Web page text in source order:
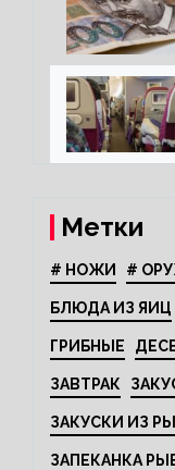
Метки
# НОЖИ #
БЛЮДА ИЗ ЯИЦ
ГРИБНЫЕ
ЗАВТРАК
ЗАКУСКИ ИЗ
ЗАПЕКАНКА